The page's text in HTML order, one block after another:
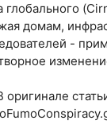
глобального
домам,
-
оригинале